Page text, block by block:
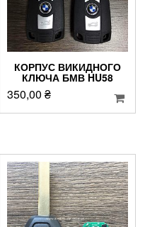
КОРПУС ВИКИДНОГО
КЛЮЧА БМВ HU58
350,00 ₴